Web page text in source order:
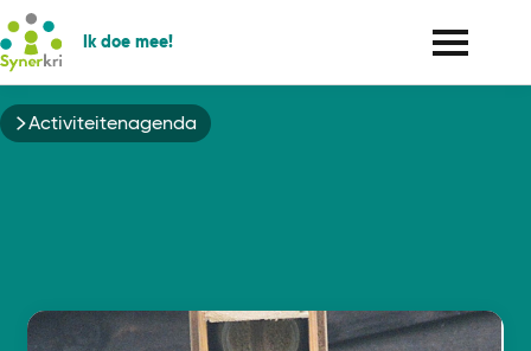
Ik doe mee!
Kruimelpad
Activiteitenagenda